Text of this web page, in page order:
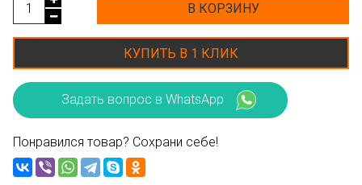
В КОРЗИНУ
КУПИТЬ В 1 КЛИК
Задать вопрос в WhatsApp
Понравился товар? Сохрани себе!